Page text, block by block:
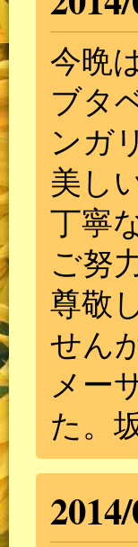
今晩
ブタ
ンガ
美し
丁寧
ご努
尊敬
せん
メー
た。